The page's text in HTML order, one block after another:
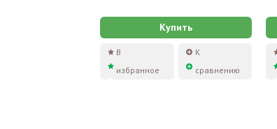
Купить
В
избранное
К
сравнению